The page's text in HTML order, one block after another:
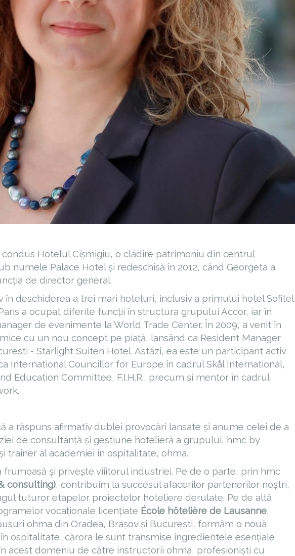
Hotelul Cișmigiu, o clădire patrimoniu din centrul
numele Palace Hotel și redeschisă în 2012, când Georgeta a
de director general.
în deschiderea a trei mari hoteluri, inclusiv a primului hotel Sofitel
a ocupat diferite funcții în structura grupului Accor, iar în
de evenimente la World Trade Center. În 2009, a venit în
cu un nou concept pe piață, lansând ca Resident Manager
- Starlight Suiten Hotel. Astăzi, ea este un participant activ
International Councillor for Europe în cadrul Skål International,
Education Committee, F.I.H.R., precum și mentor în cadrul
a răspuns afirmativ dublei provocări lansate și anume celei de a
de consultanță și gestiune hotelieră a grupului, hmc by
trainer al academiei în ospitalitate, ohma.
frumoasă și privește viiitorul industriei. Pe de o parte, prin hmc
consulting), contribuim la succesul afacerilor partenerilor noștri,
tuturor etapelor proiectelor hoteliere derulate. Pe de altă
vocaționale licențiate École hôtelière de Lausanne,
ohma din Oradea, Brașov și București, formăm o nouă
ospitalitate, cărora le sunt transmise ingredientele esențiale
acest domeniu de către instructorii ohma, profesioniști cu